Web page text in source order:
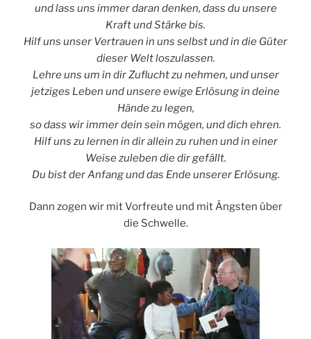
und lass uns immer daran denken, dass du unsere
Kraft und Stärke bis.
Hilf uns unser Vertrauen in uns selbst und in die Güter
dieser Welt loszulassen.
Lehre uns um in dir Zuflucht zu nehmen, und unser
jetziges Leben und unsere ewige Erlösung in deine
Hände zu legen,
so dass wir immer dein sein mögen, und dich ehren.
Hilf uns zu lernen in dir allein zu ruhen und in einer
Weise zuleben die dir gefällt.
Du bist der Anfang und das Ende unserer Erlösung.
Dann zogen wir mit Vorfreute und mit Ängsten über
die Schwelle.